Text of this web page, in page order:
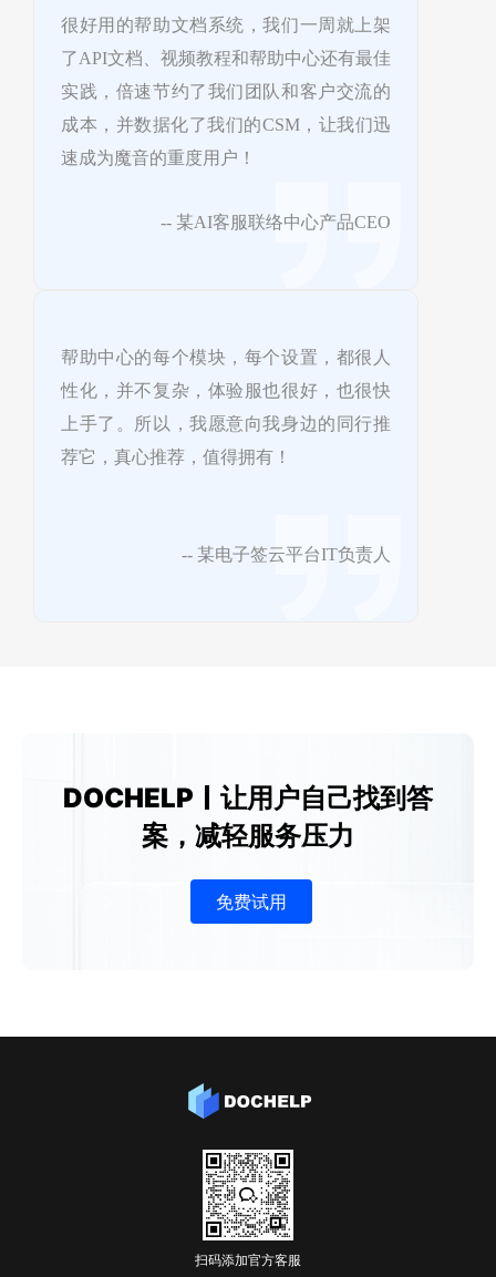
很好用的帮助文档系统，我们一周就上架
了API文档、视频教程和帮助中心还有最佳
实践，倍速节约了我们团队和客户交流的
成本，并数据化了我们的CSM，让我们迅
速成为魔音的重度用户！
-- 某AI客服联络中心产品CEO
帮助中心的每个模块，每个设置，都很人
性化，并不复杂，体验服也很好，也很快
上手了。所以，我愿意向我身边的同行推
荐它，真心推荐，值得拥有！
-- 某电子签云平台IT负责人
DOCHELP
让用户自己找到答
案，减轻服务压力
免费试用
扫码添加官方客服